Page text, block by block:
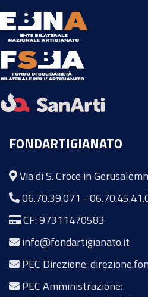
FONDARTIGIANATO
Via di S. Croce in
06.70.39.071 -
CF: 97311470583
info@fondartigianato.it
PEC Direzione:
PEC Amministrazione: